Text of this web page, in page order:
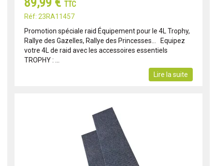
TTC
Réf: 23RA11457
Promotion spéciale raid Équipement pour le 4L Trophy,
Rallye des Gazelles, Rallye des Princesses... Equipez
votre 4L de raid avec les accessoires essentiels
TROPHY : ...
Lire la suite